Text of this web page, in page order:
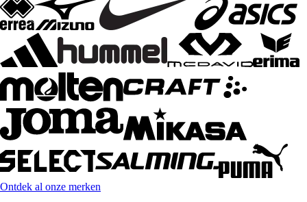
Ontdek al onze merken